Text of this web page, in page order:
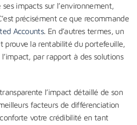
impacts sur l’environnement,
précisément ce que recommande
Accounts. En d’autres termes, un
prouve la rentabilité du portefeuille,
par rapport à des solutions
l’impact détaillé de son
facteurs de différenciation
votre crédibilité en tant